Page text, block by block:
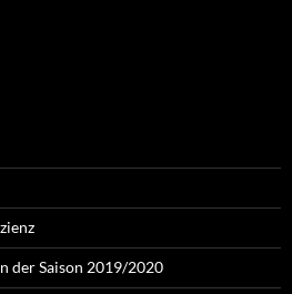
der Saison 2019/2020